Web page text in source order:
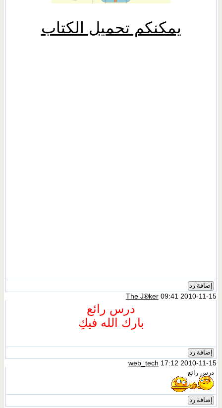
يمكنكم تحميل الكتاب
إضافة رد
The J®ker09:41 2010-11-15
درس رائع
بارك الله فيكِ
إضافة رد
web_tech 17:12 2010-11-15
درس رائع
إضافة رد